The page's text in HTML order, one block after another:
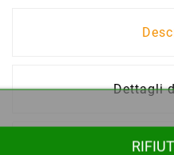
Dettagli
Grande marmite de